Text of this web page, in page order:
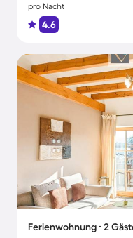
pro Nacht
4.6
Ferienwohnung ∙ 2